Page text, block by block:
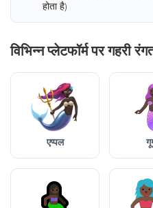
होता है)
विभिन्न प्लेटफॉर्म पर गहरी
एप्पल